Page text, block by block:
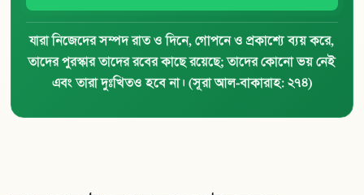
যারা নিজেদের সম্পদ রাত ও দিনে, গোপনে ও প্রকাশ্যে ব্যয় করে,
তাদের পুরস্কার তাদের রবের কাছে রয়েছে; তাদের কোনো ভয় নেই
এবং তারা দুঃখিতও হবে না। (সূরা আল-বাকারাহ: ২৭৪)